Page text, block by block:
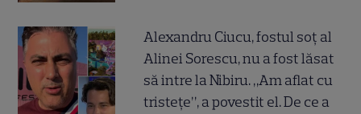
Alexandru Ciucu, fostul soț al
Alinei Sorescu, nu a fost lăsat
să intre la Nibiru. „Am aflat cu
tristețe”, a povestit el. De ce a